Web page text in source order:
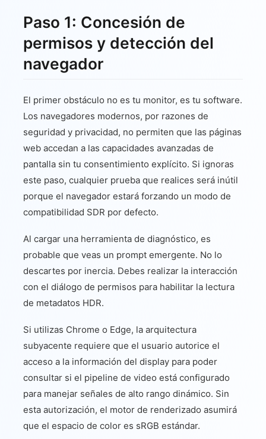
Paso 1: Concesión de
permisos y detección del
navegador
El primer obstáculo no es tu monitor, es tu software.
Los navegadores modernos, por razones de
seguridad y privacidad, no permiten que las páginas
web accedan a las capacidades avanzadas de
pantalla sin tu consentimiento explícito. Si ignoras
este paso, cualquier prueba que realices será inútil
porque el navegador estará forzando un modo de
compatibilidad SDR por defecto.
Al cargar una herramienta de diagnóstico, es
probable que veas un prompt emergente. No lo
descartes por inercia. Debes realizar la interacción
con el diálogo de permisos para habilitar la lectura
de metadatos HDR.
Si utilizas Chrome o Edge, la arquitectura
subyacente requiere que el usuario autorice el
acceso a la información del display para poder
consultar si el pipeline de video está configurado
para manejar señales de alto rango dinámico. Sin
esta autorización, el motor de renderizado asumirá
que el espacio de color es sRGB estándar.